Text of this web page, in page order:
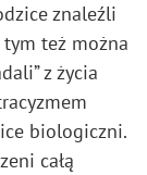
znaleźli
też można
z życia
biologiczni.
całą